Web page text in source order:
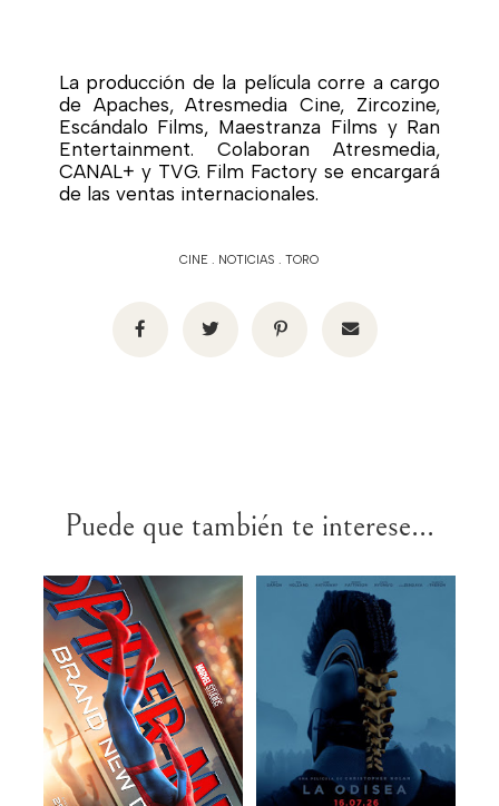
La producción de la película corre a cargo
de Apaches, Atresmedia Cine, Zircozine,
Escándalo Films, Maestranza Films y Ran
Entertainment. Colaboran Atresmedia,
CANAL+ y TVG. Film Factory se encargará
de las ventas internacionales.
CINE . NOTICIAS .TORO
Puede que también te interese...